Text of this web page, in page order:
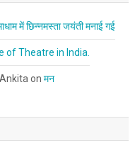
में छिन्नमस्ता जयंती मनाई गई
of Theatre in India.
Ankita on मन